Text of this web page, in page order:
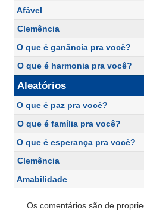
Afável
Clemência
O que é ganância pra você?
O que é harmonia pra você?
Aleatórios
O que é paz pra você?
O que é família pra você?
O que é esperança pra você?
Clemência
Amabilidade
Os comentários são de